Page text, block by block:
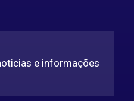
e informações